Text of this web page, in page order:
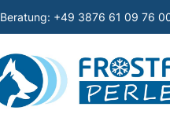
Beratung: +49 3876 61 09 76